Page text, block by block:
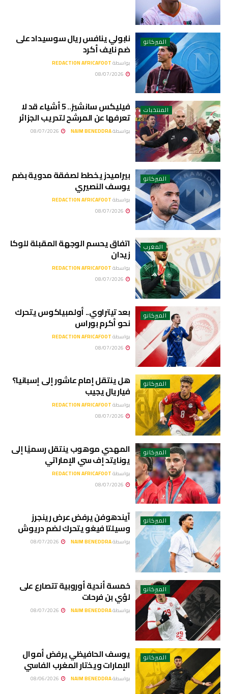
الميركاتو نابولي ينافس ريال سوسيداد على
ضم نايف أكرد
بواسطةREDACTION AFRICAFOOT
المنتخبات فيليكس سانشيز.. 5 أشياء قد لا
تعرفها عن المرشح لتدريب الجزائر
بواسطةNAIM BENEDDRA
الميركاتو بيراميدز يخطط لصفقة مدوية بضم
يوسف النصيري
بواسطةREDACTION AFRICAFOOT
المغرب اتفاق يحسم الوجهة المقبلة للوكا
زيدان
بواسطةREDACTION AFRICAFOOT
الميركاتو بعد تيتراوي.. أولمبياكوس يتحرك
نحو أكرم بوراس
بواسطةREDACTION AFRICAFOOT
الميركاتو هل ينتقل إمام عاشور إلى إسبانيا؟
فياريال يجيب
بواسطةREDACTION AFRICAFOOT
الميركاتو المهدي موهوب ينتقل رسميًا إلى
يونايتد إف سي الإماراتي
بواسطةREDACTION AFRICAFOOT
الميركاتو آيندهوفن يرفض عرض رينجرز
وسيلتا فيغو يتحرك لضم دريوش
بواسطةNAIM BENEDDRA
الميركاتو خمسة أندية أوروبية تتصارع على
لؤي بن فرحات
بواسطةNAIM BENEDDRA
الميركاتو يوسف الحافيظي يرفض أموال
الإمارات ويختار المغرب الفاسي
بواسطةNAIM BENEDDRA